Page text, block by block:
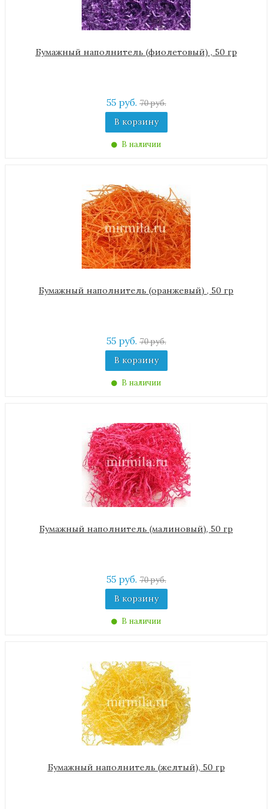
Бумажный наполнитель (фиолетовый) , 50 гр
55 руб.70 руб.
В корзину
В наличии
Бумажный наполнитель (оранжевый) , 50 гр
55 руб.70 руб.
В корзину
В наличии
Бумажный наполнитель (малиновый), 50 гр
55 руб.70 руб.
В корзину
В наличии
Бумажный наполнитель (желтый), 50 гр